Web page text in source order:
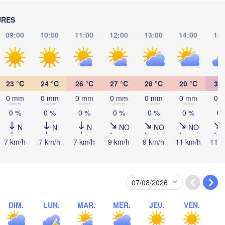
09:00 10:00 11:00 12:00 13:00 14:00
23 °C
0 mm
0 %
N
7 km/h
24 °C
0 mm
0 %
N
7 km/h
26 °C
0 mm
0 %
N
7 km/h
27 °C
0 mm
0 %
NO
9 km/h
28 °C
0 mm
0 %
NO
9 km/h
29 °C
0 mm
0 %
NO
11 km/h
30
0
0
11
DIM. LUN. MAR. MER. JEU. VEN.
Београд
(Beograd)
Скопје
Tiranë
Sarajevo
Szeged
Banja Luka
Pécs
HONGRIE
SERBIE
BOSNIE-
HERZÉGOVINE
MACÉDOINE
DU NORD
(Sofia)
Craiova
Плевен
Sibiu
Пловдив
Cluj-Napoca
ROUMANIE
BULGARIE